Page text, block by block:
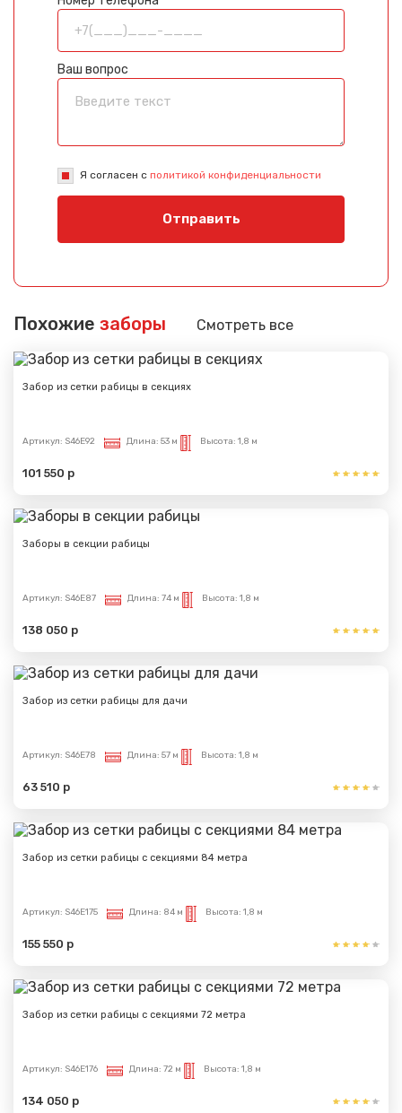
Ваш вопрос
Я согласен с политикой конфиденциальности
Отправить
Похожие заборы Смотреть все
Забор из сетки рабицы в секциях
Артикул: S46E92 Длина: 53 м Высота: 1,8 м
101 550 р
Заборы в секции рабицы
Артикул: S46E87 Длина: 74 м Высота: 1,8 м
138 050 р
Забор из сетки рабицы для дачи
Артикул: S46E78 Длина: 57 м Высота: 1,8 м
63 510 р
Забор из сетки рабицы с секциями 84 метра
Артикул: S46E175 Длина: 84 м Высота: 1,8 м
155 550 р
Забор из сетки рабицы с секциями 72 метра
Артикул: S46E176 Длина: 72 м Высота: 1,8 м
134 050 р